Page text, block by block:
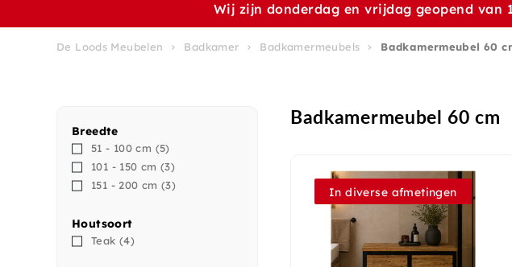
Wij zijn donderdag en vrijdag geopend van
De Loods Meubelen Badkamer Badkamermeubels Badkamermeubel 60
Breedte
51 - 100 cm (5)
101 - 150 cm(3)
151 - 200 cm(3)
Houtsoort
Teak (4)
Badkamermeubel 60 cm
In diverse afmetingen